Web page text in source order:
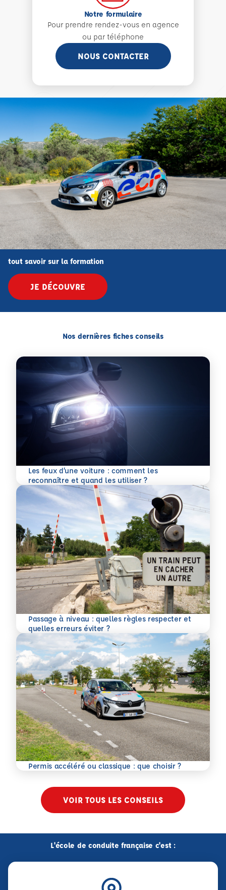
Notre formulaire
Pour prendre rendez-vous en agence
ou par téléphone
NOUS CONTACTER
tout savoir sur la formation
JE DÉCOUVRE
Nos dernières fiches conseils
Les feux d’une voiture : comment les
reconnaître et quand les utiliser ?
En savoir plus
Passage à niveau : quelles règles respecter et
quelles erreurs éviter ?
En savoir plus
Permis accéléré ou classique : que choisir ?
En savoir plus
VOIR TOUS LES CONSEILS
L'école de conduite française c'est :